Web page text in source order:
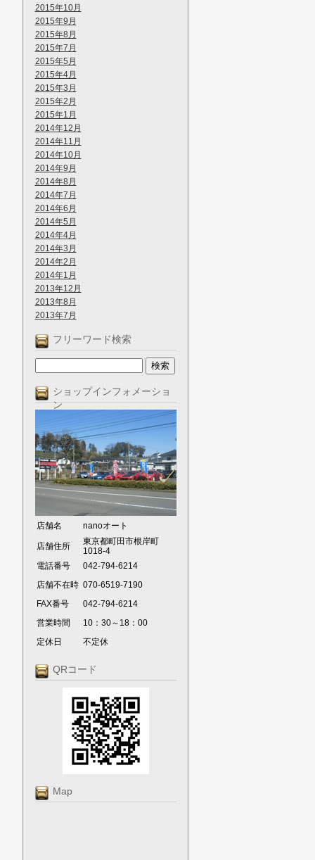
2015年10月
2015年9月
2015年8月
2015年7月
2015年5月
2015年4月
2015年3月
2015年2月
2015年1月
2014年12月
2014年11月
2014年10月
2014年9月
2014年8月
2014年7月
2014年6月
2014年5月
2014年4月
2014年3月
2014年2月
2014年1月
2013年12月
2013年8月
2013年7月
フリーワード検索
ショップインフォメーショ
ン
店舗名 nanoオート
店舗住所
東京都町田市根岸町
1018-4
電話番号
042-794-6214
店舗不在時 070-6519-7190
FAX番号
042-794-6214
営業時間
10：30～18：00
定休日
不定休
QRコード
Map